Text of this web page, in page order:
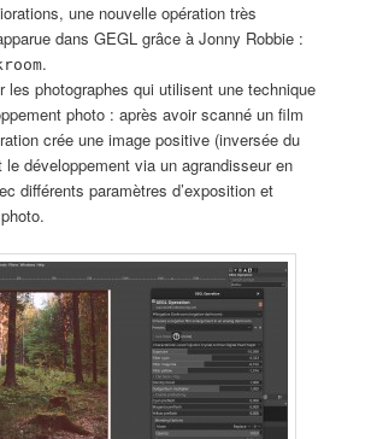
une nouvelle opération très
dans GEGL grâce à Jonny Robbie :
.
les photographes qui utilisent une technique
photo : après avoir scanné un film
crée une image positive (inversée du
développement via un agrandisseur en
différents paramètres d’exposition et